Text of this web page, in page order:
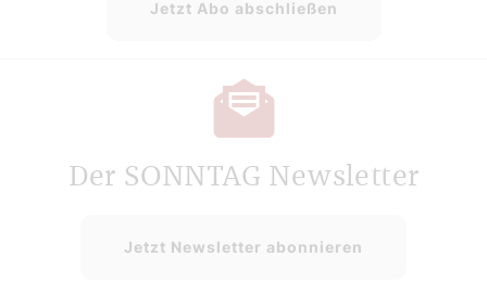
Jetzt Abo abschließen
Der SONNTAG Newsletter
Jetzt Newsletter abonnieren